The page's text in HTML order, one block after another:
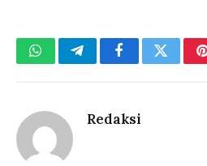
WhatsAppTelegramFacebookTwitter
Redaksi